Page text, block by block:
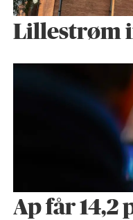
Lillestrøm
Ap får 14,2